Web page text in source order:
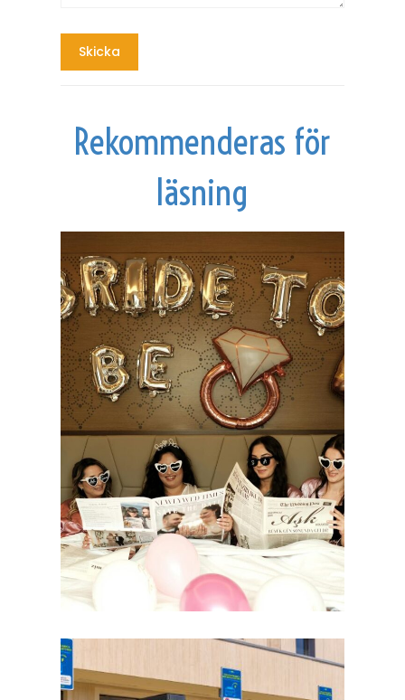
Rekommenderas för
läsning
Möhippa på resa? Så
planerar ni en helg som
känns kul, rimlig och
genomtänkt
Ska ni planera en möhippa på resa? Lär dig
hur ni skapar en minnesvärd och prisvärd
helg för bruden utan stress, med fokus på
gemenskap och smart planering.